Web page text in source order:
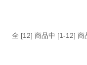
全 [12] 商品中 [1-12] 商